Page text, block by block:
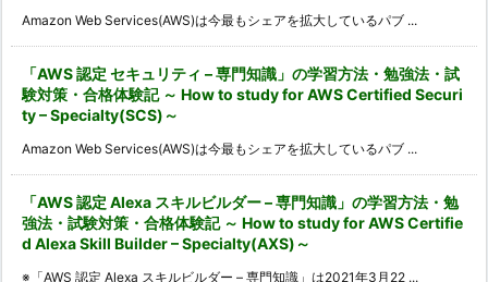
Amazon Web Services(AWS)は今最もシェアを拡大しているパブ ...
「AWS 認定 セキュリティ – 専門知識」の学習方法・勉強法・試
験対策・合格体験記 ～ How to study for AWS Certified Securi
ty – Specialty(SCS)～
Amazon Web Services(AWS)は今最もシェアを拡大しているパブ ...
「AWS 認定 Alexa スキルビルダー – 専門知識」の学習方法・勉
強法・試験対策・合格体験記 ～ How to study for AWS Certifie
d Alexa Skill Builder – Specialty(AXS)～
※「AWS 認定 Alexa スキルビルダー – 専門知識」は2021年3月22 ...